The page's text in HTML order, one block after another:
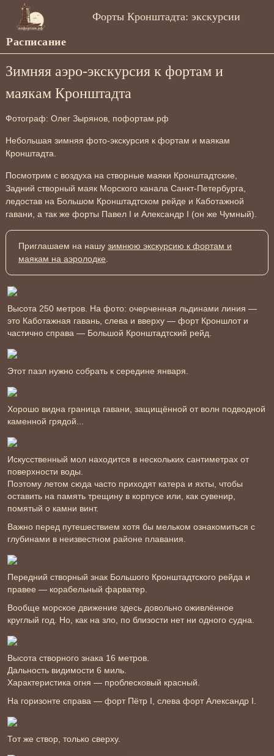
Форты Кронштадта: экскурсии
Расписание
Зимняя аэро-экскурсия к фортам и
маякам Кронштадта
Фотограф: Олег Зырянов, пофортам.рф
Небольшая зимняя фото-экскурсия к фортам и маякам
Кронштадта.
Посмотрим с воздуха на створные маяки Кронштадтские,
Задний створный маяк Морского канала Санкт-Петербурга,
ледостав на Большом Кронштадтском рейде и Каботажной
гавани, а так же форты Павел І и Александр І (он же Чумный).
Приглашаем на нашузимнюю экскурсию к фортам и
маякам на аэролодке
Высота 250 метров. На фото: очерченная льдинами линия —
это Каботажная гавань, слева и вверху — форт Кроншлот и
частично справа — Большой Кронштадтский рейд.
Этот пазл нужно собрать к середине января.
Хорошо видна граница гавани, защищённой от волн подводной
каменной грядой...
Искусственный мол находится в нескольких сантиметрах от
поверхности воды.
Поэтому летом сюда часто приходят катера и яхты, чтобы
оставить на память трещину в корпусе или, как сувенир,
помятый о камни винт.
Важно перед путешествием хотя бы мельком ознакомиться с
глубинами в неизвестном районе плавания.
Передний створный знак Большого Кронштадтского рейда и
правее — корабельный фарватер.
Вообще морское движение здесь довольно оживлённое
круглый год. Но, как на зло, по близости нет ни одного судна.
Высота створного знака 16 метров.
Дальность видимости 6 миль.
Характеристика огня — проблесковый красный.
На горизонте справа — форт Пётр І, слева форт Александр І.
Тот же створ, только сверху.